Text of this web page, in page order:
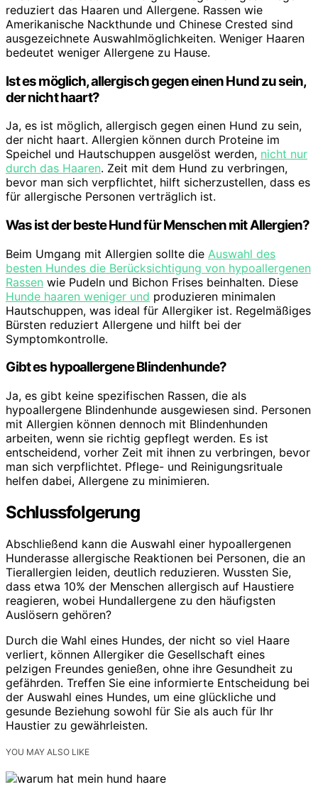
reduziert das Haaren und Allergene. Rassen wie
Amerikanische Nackthunde und Chinese Crested sind
ausgezeichnete Auswahlmöglichkeiten. Weniger Haaren
bedeutet weniger Allergene zu Hause.
Ist es möglich, allergisch gegen einen Hund zu sein,
der nicht haart?
Ja, es ist möglich, allergisch gegen einen Hund zu sein,
der nicht haart. Allergien können durch Proteine im
Speichel und Hautschuppen ausgelöst werden, nicht nur
durch das Haaren. Zeit mit dem Hund zu verbringen,
bevor man sich verpflichtet, hilft sicherzustellen, dass es
für allergische Personen verträglich ist.
Was ist der beste Hund für Menschen mit Allergien?
Beim Umgang mit Allergien sollte die Auswahl des
besten Hundes die Berücksichtigung von hypoallergenen
Rassen wie Pudeln und Bichon Frises beinhalten. Diese
Hunde haaren weniger und produzieren minimalen
Hautschuppen, was ideal für Allergiker ist. Regelmäßiges
Bürsten reduziert Allergene und hilft bei der
Symptomkontrolle.
Gibt es hypoallergene Blindenhunde?
Ja, es gibt keine spezifischen Rassen, die als
hypoallergene Blindenhunde ausgewiesen sind. Personen
mit Allergien können dennoch mit Blindenhunden
arbeiten, wenn sie richtig gepflegt werden. Es ist
entscheidend, vorher Zeit mit ihnen zu verbringen, bevor
man sich verpflichtet. Pflege- und Reinigungsrituale
helfen dabei, Allergene zu minimieren.
Schlussfolgerung
Abschließend kann die Auswahl einer hypoallergenen
Hunderasse allergische Reaktionen bei Personen, die an
Tierallergien leiden, deutlich reduzieren. Wussten Sie,
dass etwa 10% der Menschen allergisch auf Haustiere
reagieren, wobei Hundallergene zu den häufigsten
Auslösern gehören?
Durch die Wahl eines Hundes, der nicht so viel Haare
verliert, können Allergiker die Gesellschaft eines
pelzigen Freundes genießen, ohne ihre Gesundheit zu
gefährden. Treffen Sie eine informierte Entscheidung bei
der Auswahl eines Hundes, um eine glückliche und
gesunde Beziehung sowohl für Sie als auch für Ihr
Haustier zu gewährleisten.
YOU MAY ALSO LIKE